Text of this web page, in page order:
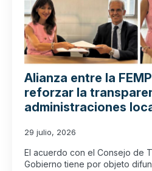
Alianza entre la
reforzar la
administraciones
29 julio, 2026
El acuerdo con el Consejo de
Gobierno tiene por objeto